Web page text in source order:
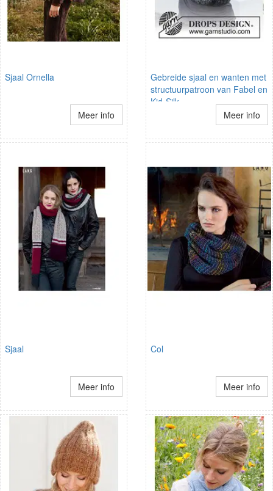
Sjaal Ornella
Meer info
Gebreide sjaal en wanten met
structuurpatroon van Fabel en
Kid-Silk.
Meer info
Sjaal
Meer info
Col
Meer info